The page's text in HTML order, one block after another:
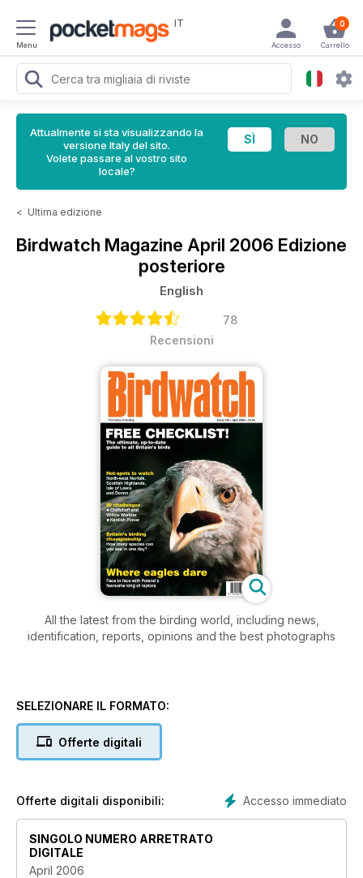
Menu
IT 0
Carrello
Accesso
Attualmente si sta visualizzando la
versione Italy del sito.
Volete passare al vostro sito
locale?
< Ultima edizione
Birdwatch Magazine April 2006 Edizione
posteriore
English
78
Recensioni
All the latest from the birding world, including news,
identification, reports, opinions and the best photographs
SELEZIONARE IL FORMATO:
Offerte digitali
Accesso immediato
Offerte digitali disponibili:
SINGOLO NUMERO ARRETRATO
DIGITALE
April 2006